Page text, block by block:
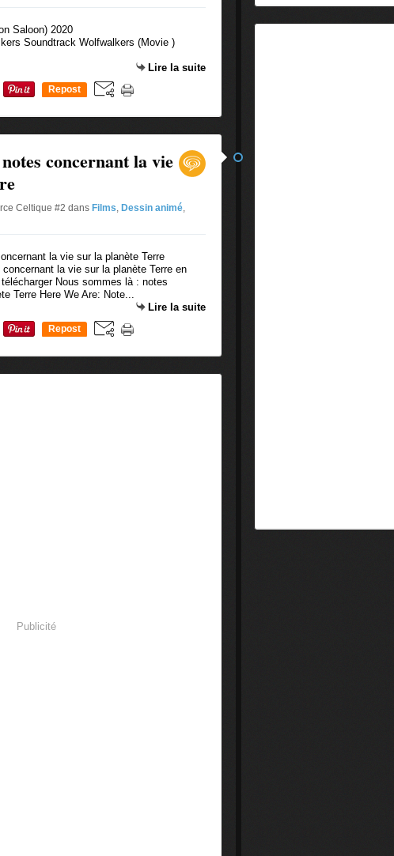
Soundtrack Wolfwalkers (Movie )
Lire la suite
Repost
concernant la vie
Celtique #2 dans Films, Dessin animé,
la vie sur la planète Terre en
Nous sommes là : notes
Terre Here We Are: Note...
Lire la suite
Repost
Publicité